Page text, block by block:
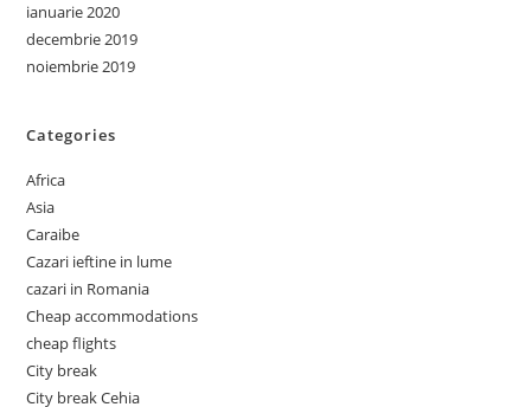
ianuarie 2020
decembrie 2019
noiembrie 2019
Categories
Africa
Asia
Caraibe
Cazari ieftine in lume
cazari in Romania
Cheap accommodations
cheap flights
City break
City break Cehia